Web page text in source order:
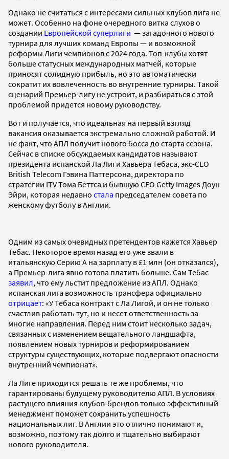
Однако не считаться с интересами сильных клубов лига не
может. Особенно на фоне очередного витка слухов о
создании Европейской суперлиги — загадочного нового
турнира для лучших команд Европы — и возможной
реформы Лиги чемпионов с 2024 года. Топ-клубы хотят
больше статусных международных матчей, которые
приносят солидную прибыль, но это автоматически
сократит их вовлеченность во внутренние турниры. Такой
сценарий Премьер-лигу не устроит, и разбираться с этой
проблемой придется новому руководству.
Вот и получается, что идеальная на первый взгляд
вакансия оказывается экстремально сложной работой. И
не факт, что АПЛ получит нового босса до старта сезона.
Сейчас в списке обсуждаемых кандидатов называют
президента испанской Ла Лиги Хавьера Тебаса, экс-CEO
British Telecom Гэвина Паттерсона, директора по
стратегии ITV Тома Беттса и бывшую СЕО Getty Images Доун
Эйри, которая недавно стала председателем совета по
женскому футболу в Англии.
Одним из самых очевидных претендентов кажется Хавьер
Тебас. Некоторое время назад его уже звали в
итальянскую Серию А на зарплату в £1 млн (он отказался),
а Премьер-лига явно готова платить больше. Сам Тебас
заявил, что ему льстит предложение из АПЛ. Однако
испанская лига возможность трансфера официально
отрицает: «У Тебаса контракт с Ла Лигой, и он не только
счастлив работать тут, но и несет ответственность за
многие направления. Перед ним стоит несколько задач,
связанных с изменением вещательного ландшафта,
появлением новых турниров и реформированием
структуры существующих, которые подвергают опасности
внутренний чемпионат».
Ла Лиге приходится решать те же проблемы, что
гарантированы будущему руководителю АПЛ. В условиях
растущего влияния клубов-брендов только эффективный
менеджмент поможет сохранить успешность
национальных лиг. В Англии это отлично понимают и,
возможно, поэтому так долго и тщательно выбирают
нового руководителя.